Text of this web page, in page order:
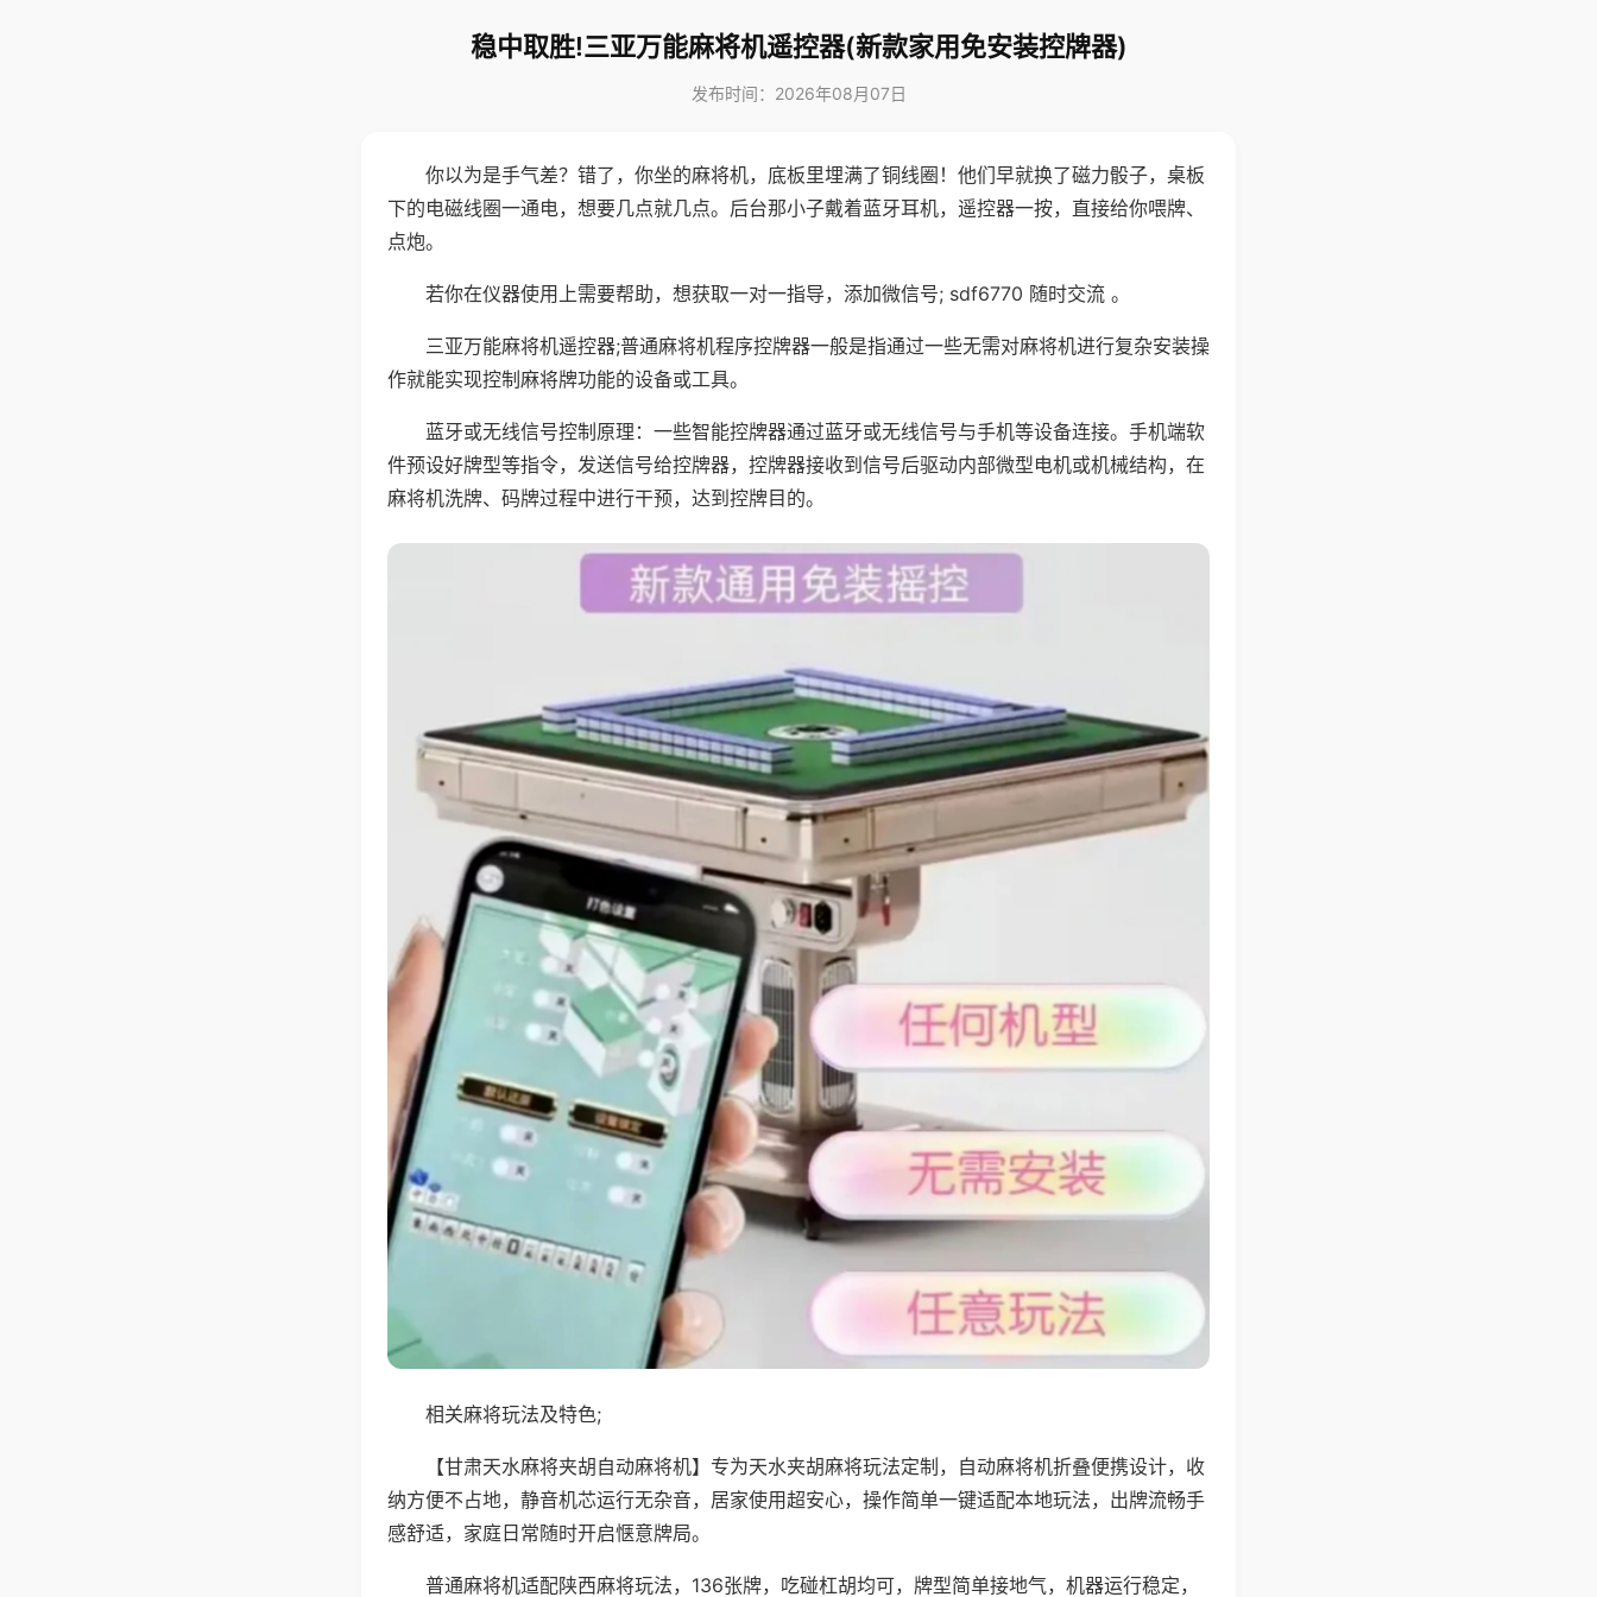
稳中取胜!三亚万能麻将机遥控器(新款家用免安装控牌器)
发布时间：2026年08月07日
你以为是手气差？错了，你坐的麻将机，底板里埋满了铜线圈！他们早就换了磁力骰子，桌板
下的电磁线圈一通电，想要几点就几点。后台那小子戴着蓝牙耳机，遥控器一按，直接给你喂牌、
点炮。
若你在仪器使用上需要帮助，想获取一对一指导，添加微信号; sdf6770 随时交流 。
三亚万能麻将机遥控器;普通麻将机程序控牌器一般是指通过一些无需对麻将机进行复杂安装操
作就能实现控制麻将牌功能的设备或工具。
蓝牙或无线信号控制原理：一些智能控牌器通过蓝牙或无线信号与手机等设备连接。手机端软
件预设好牌型等指令，发送信号给控牌器，控牌器接收到信号后驱动内部微型电机或机械结构，在
麻将机洗牌、码牌过程中进行干预，达到控牌目的。
相关麻将玩法及特色;
【甘肃天水麻将夹胡自动麻将机】专为天水夹胡麻将玩法定制，自动麻将机折叠便携设计，收
纳方便不占地，静音机芯运行无杂音，居家使用超安心，操作简单一键适配本地玩法，出牌流畅手
感舒适，家庭日常随时开启惬意牌局。
普通麻将机适配陕西麻将玩法，136张牌，吃碰杠胡均可，牌型简单接地气，机器运行稳定，